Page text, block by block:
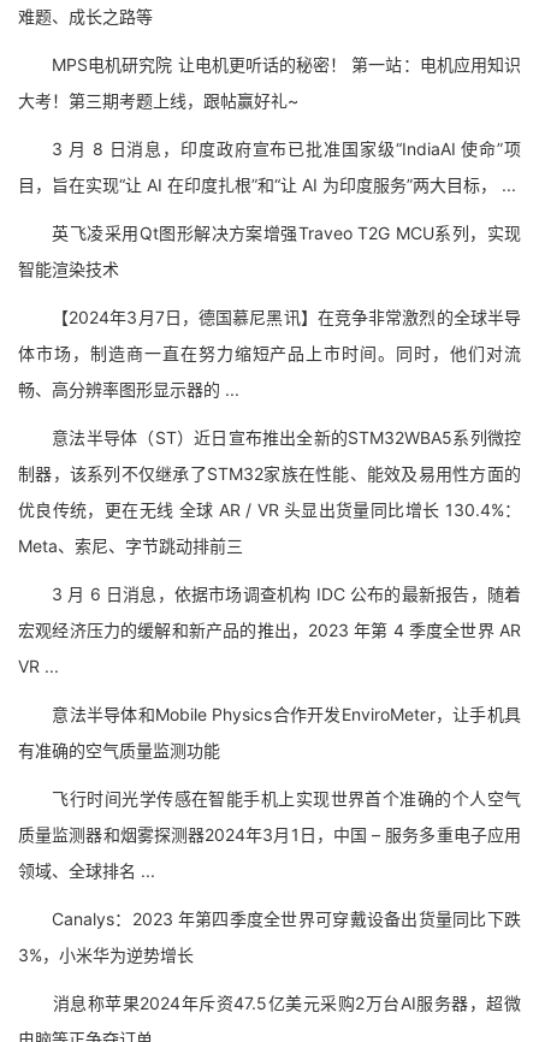
难题、成长之路等
MPS电机研究院 让电机更听话的秘密！ 第一站：电机应用知识
大考！第三期考题上线，跟帖赢好礼~
3 月 8 日消息，印度政府宣布已批准国家级“IndiaAI 使命”项
目，旨在实现“让 AI 在印度扎根”和“让 AI 为印度服务”两大目标， ...
英飞凌采用Qt图形解决方案增强Traveo T2G MCU系列，实现
智能渲染技术
【2024年3月7日，德国慕尼黑讯】在竞争非常激烈的全球半导
体市场，制造商一直在努力缩短产品上市时间。同时，他们对流
畅、高分辨率图形显示器的 ...
意法半导体（ST）近日宣布推出全新的STM32WBA5系列微控
制器，该系列不仅继承了STM32家族在性能、能效及易用性方面的
优良传统，更在无线 全球 AR / VR 头显出货量同比增长 130.4%：
Meta、索尼、字节跳动排前三
3 月 6 日消息，依据市场调查机构 IDC 公布的最新报告，随着
宏观经济压力的缓解和新产品的推出，2023 年第 4 季度全世界 AR
VR ...
意法半导体和Mobile Physics合作开发EnviroMeter，让手机具
有准确的空气质量监测功能
飞行时间光学传感在智能手机上实现世界首个准确的个人空气
质量监测器和烟雾探测器2024年3月1日，中国 – 服务多重电子应用
领域、全球排名 ...
Canalys：2023 年第四季度全世界可穿戴设备出货量同比下跌
3%，小米华为逆势增长
消息称苹果2024年斥资47.5亿美元采购2万台AI服务器，超微